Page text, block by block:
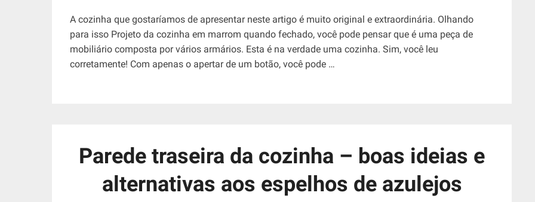
A cozinha que gostaríamos de apresentar neste artigo é muito original e extraordinária. Olhando
para isso Projeto da cozinha em marrom quando fechado, você pode pensar que é uma peça de
mobiliário composta por vários armários. Esta é na verdade uma cozinha. Sim, você leu
corretamente! Com apenas o apertar de um botão, você pode …
Parede traseira da cozinha – boas ideias e
alternativas aos espelhos de azulejos